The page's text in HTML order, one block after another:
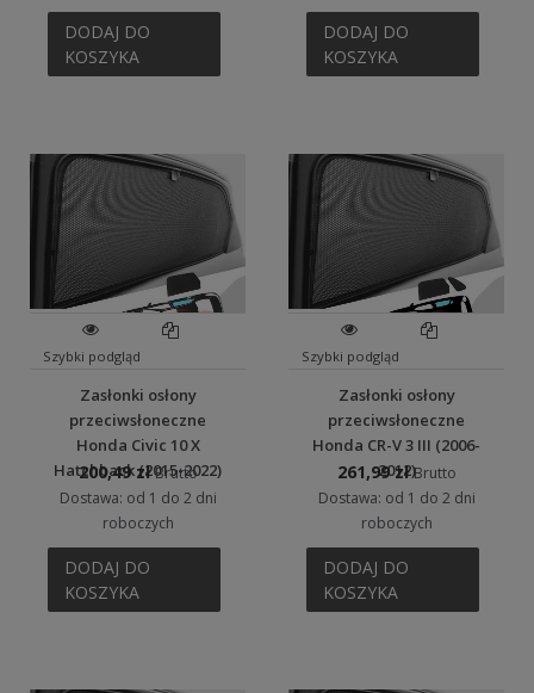
DODAJ DO
KOSZYKA
DODAJ DO
KOSZYKA
Szybki podgląd
Zasłonki osłony
przeciwsłoneczne
Honda Civic 10 X
Hatchback (2015-2022)
200,49 zł Brutto
Dostawa: od 1 do 2 dni
roboczych
DODAJ DO
KOSZYKA
Szybki podgląd
Zasłonki osłony
przeciwsłoneczne
Honda CR-V 3 III (2006-
2012)
261,99 zł Brutto
Dostawa: od 1 do 2 dni
roboczych
DODAJ DO
KOSZYKA